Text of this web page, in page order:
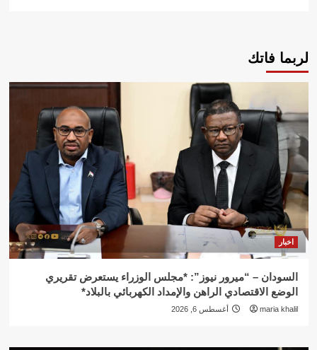
لربما فاتك
اخبار
السودان – “ميرور نيوز”: *مجلس الوزراء يستعرض تقريري
الوضع الاقتصادي الراهن والإمداد الكهربائي بالبلاد*
maria khalil أغسطس 6, 2026